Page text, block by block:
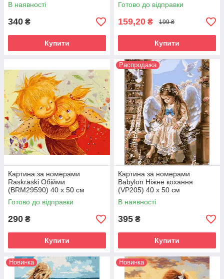
В наявності
340 ₴
Купити
Готово до відправки
159,20 ₴ 199 ₴
Купити
Картина за номерами
Raskraski Обійми
(BRM29590) 40 х 50 см
Готово до відправки
290 ₴
Купити
Распродажа
Картина за номерами
Babylon Ніжне кохання
(VP205) 40 х 50 см
В наявності
395 ₴
Купити
Новинка Новинка